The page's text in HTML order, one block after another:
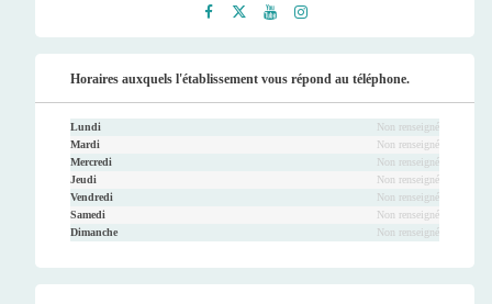
ook
er
be
ram
Horaires auxquels l'établissement vous répond au téléphone.
Lundi
Non renseigné
Mardi
Non renseigné
Mercredi
Non renseigné
Jeudi
Non renseigné
Vendredi
Non renseigné
Samedi
Non renseigné
Dimanche
Non renseigné